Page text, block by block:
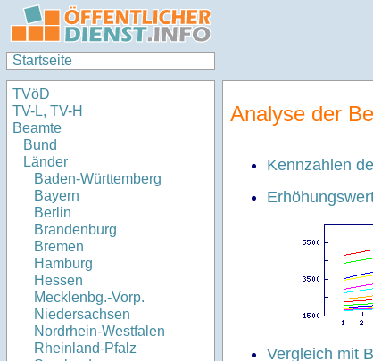
Startseite
TVöD
TV-L, TV-H
Beamte
Bund
Länder
Baden-Württemberg
Bayern
Berlin
Brandenburg
Bremen
Hamburg
Hessen
Mecklenbg.-Vorp.
Niedersachsen
Nordrhein-Westfalen
Rheinland-Pfalz
Analyse der
Kennzahlen
Vergleich mit